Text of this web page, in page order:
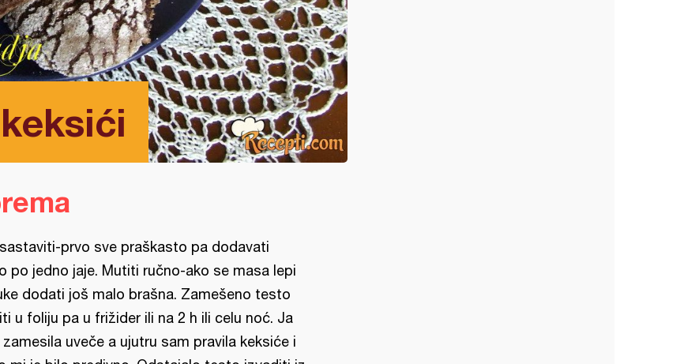
prvo sve praškasto pa dodavati
po jedno jaje. Mutiti ručno-ako se masa lepi
dodati još malo brašna. Zamešeno testo
u foliju pa u frižider ili na 2 h ili celu noć. Ja
uveče a ujutru sam pravila keksiće i